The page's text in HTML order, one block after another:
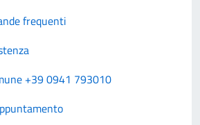
frequenti
+39 0941 793010